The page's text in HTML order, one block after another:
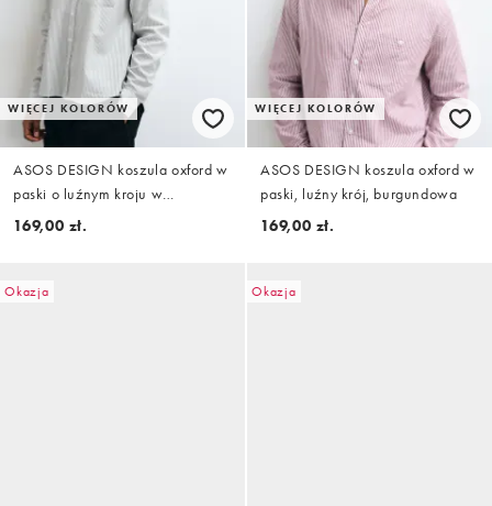
WIĘCEJ KOLORÓW
ASOS DESIGN koszula oxford w
paski o luźnym kroju w
szałwiowej zieleni
169,00 zł.
WIĘCEJ KOLORÓW
ASOS DESIGN koszula oxford w
paski, luźny krój, burgundowa
169,00 zł.
Okazja Okazja